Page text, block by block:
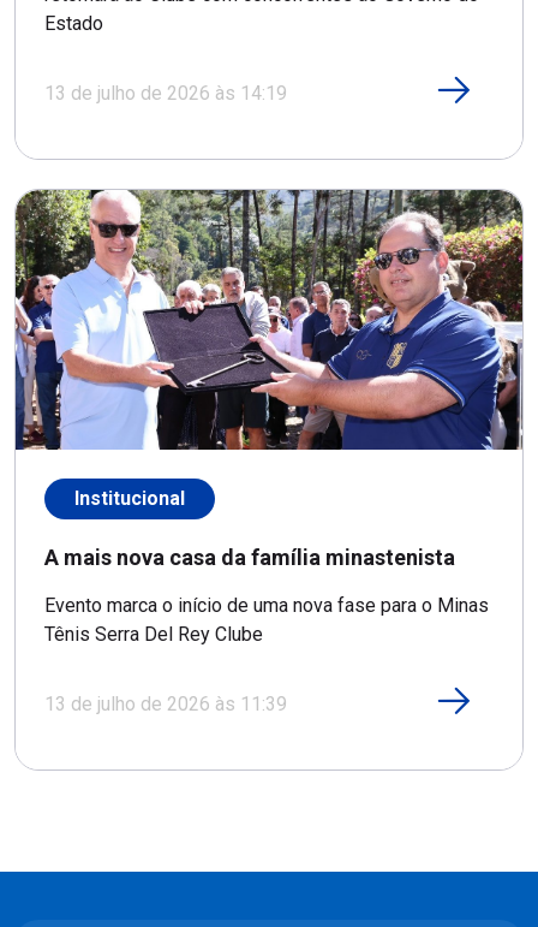
Estado
13 de julho de 2026 às 14:19
Institucional
A mais nova casa da família minastenista
Evento marca o início de uma nova fase para o Minas
Tênis Serra Del Rey Clube
13 de julho de 2026 às 11:39